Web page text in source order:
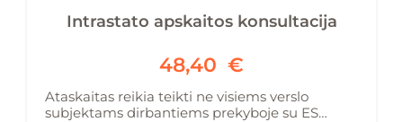
Intrastato apskaitos konsultacija
48,40 €
Ataskaitas reikia teikti ne visiems verslo
subjektams dirbantiems prekyboje su ES…